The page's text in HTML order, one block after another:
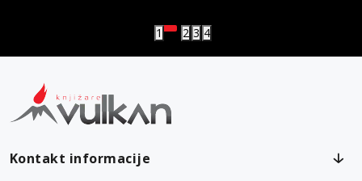
1 2 3 4
Kontakt informacije